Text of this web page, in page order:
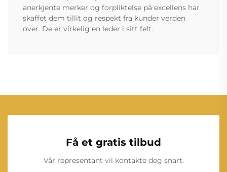
anerkjente merker og forpliktelse på excellens har
skaffet dem tillit og respekt fra kunder verden
over. De er virkelig en leder i sitt felt.
Få et gratis tilbud
Vår representant vil kontakte deg snart.